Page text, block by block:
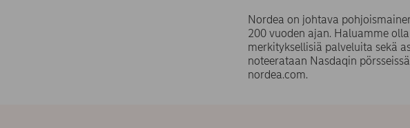
Nordea on johtava
200 vuoden ajan. Haluamme
merkityksellisiä palveluita sekä
noteerataan Nasdaqin
nordea.com.